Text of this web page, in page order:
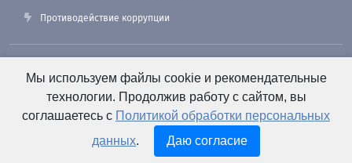
Противодействие коррупции
190121, Санкт-Петербург, ул. Лоцманская, 3
+7 (812) 495-26-48 Оперативный дежурный
e-mail: office@smtu.ru
Мы используем файлы cookie и рекомендательные
технологии. Продолжив работу с сайтом, вы
соглашаетесь с Политикой обработки персональных
данных. Даю согласие